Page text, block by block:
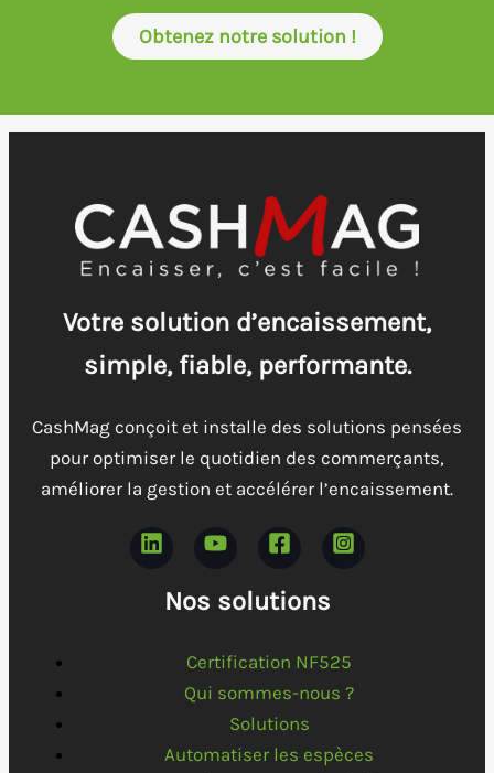
Obtenez notre solution !
Votre solution d’encaissement,
simple, fiable, performante.
CashMag conçoit et installe des solutions pensées
pour optimiser le quotidien des commerçants,
améliorer la gestion et accélérer l’encaissement.
Nos solutions
Certification NF525
Qui sommes-nous ?
Solutions
Automatiser les espèces